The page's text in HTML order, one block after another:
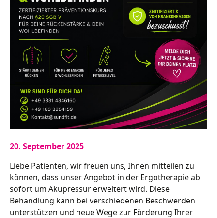
20. September 2025
Liebe Patienten, wir freuen uns, Ihnen mitteilen zu
können, dass unser Angebot in der Ergotherapie ab
sofort um Akupressur erweitert wird. Diese
Behandlung kann bei verschiedenen Beschwerden
unterstützen und neue Wege zur Förderung Ihrer